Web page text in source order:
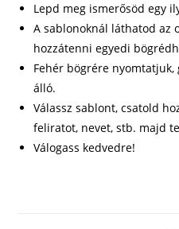
Lepd meg ismerősöd egy
A sablonoknál láthatod az
hozzátenni egyedi
Fehér bögrére
álló.
Válassz sablont, csatold
feliratot, nevet, stb. majd
Válogass kedvedre!